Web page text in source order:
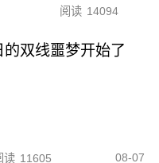
阅读 14094
双线噩梦开始了
读 11605 08-07